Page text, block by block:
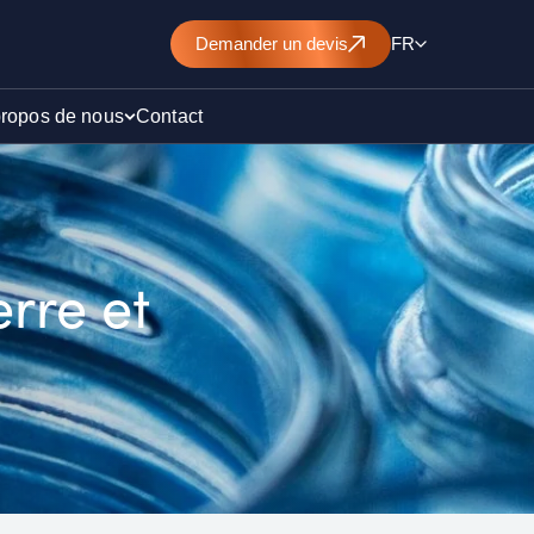
Demander un devis FR
de
de nous Contact
et